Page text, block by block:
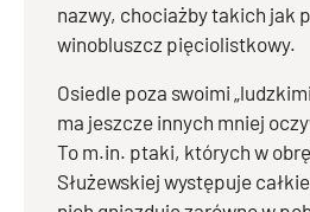
nazwy, chociażby takich jak
winobluszcz pięciolistkowy.
Osiedle poza swoimi
ma jeszcze innych mniej
To m.in. ptaki, których w
Służewskiej występuje